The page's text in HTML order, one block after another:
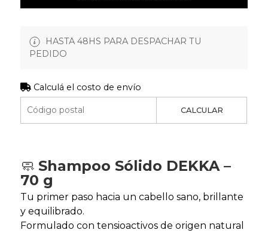
HASTA 48HS PARA DESPACHAR TU
PEDIDO
Calculá el costo de envío
CALCULAR
🧼 Shampoo Sólido DEKKA –
70 g
Tu primer paso hacia un cabello sano, brillante
y equilibrado.
Formulado con tensioactivos de origen natural